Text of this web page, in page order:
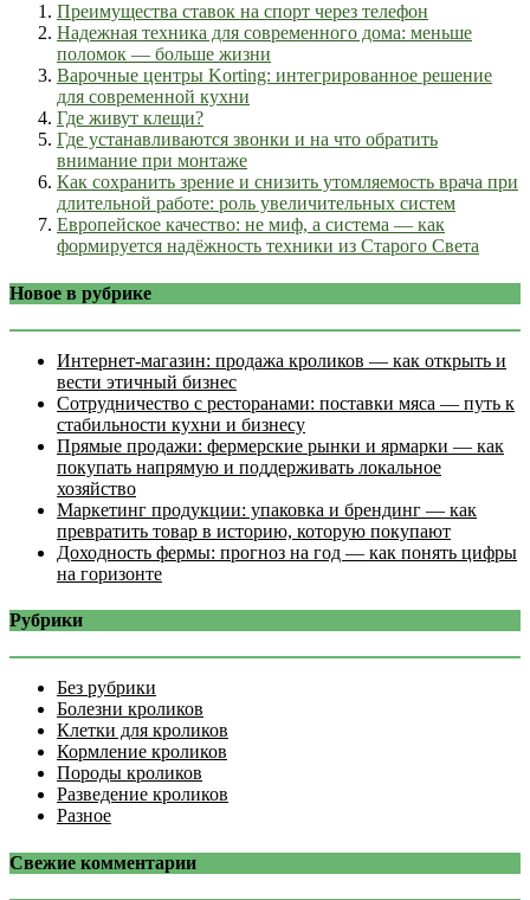
Преимущества ставок на спорт через телефон
Надежная техника для современного дома: меньше
поломок — больше жизни
Варочные центры Korting: интегрированное решение
для современной кухни
Где живут клещи?
Где устанавливаются звонки и на что обратить
внимание при монтаже
Как сохранить зрение и снизить утомляемость врача при
длительной работе: роль увеличительных систем
Европейское качество: не миф, а система — как
формируется надёжность техники из Старого Света
Новое в рубрике
Интернет‑магазин: продажа кроликов — как открыть и
вести этичный бизнес
Сотрудничество с ресторанами: поставки мяса — путь к
стабильности кухни и бизнесу
Прямые продажи: фермерские рынки и ярмарки — как
покупать напрямую и поддерживать локальное
хозяйство
Маркетинг продукции: упаковка и брендинг — как
превратить товар в историю, которую покупают
Доходность фермы: прогноз на год — как понять цифры
на горизонте
Рубрики
Без рубрики
Болезни кроликов
Клетки для кроликов
Кормление кроликов
Породы кроликов
Разведение кроликов
Разное
Свежие комментарии